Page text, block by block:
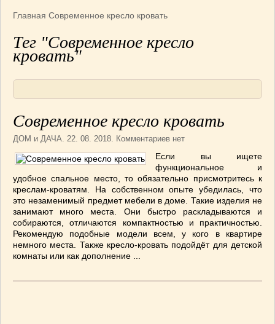
Армянская
Грузинская(10)
Индийская
Марокканская(15)
Румынская кухня (5)
Узбекская(14)
ПЕРВЫЕ БЛЮДА (56)
ПОСТНЫЕ БЛЮДА(52)
Мясные(33)
Овощные(52)
СОУСЫ(6)
Главная Современное кресло кровать
Тег "Современное кресло
кровать"
Современное кресло кровать
ДОМ и ДАЧА. 22. 08. 2018. Комментариев нет
Если вы ищете
функциональное и
удобное спальное место, то обязательно присмотритесь к
креслам-кроватям. На собственном опыте убедилась, что
это незаменимый предмет мебели в доме. Такие изделия не
занимают много места. Они быстро раскладываются и
собираются, отличаются компактностью и практичностью.
Рекомендую подобные модели всем, у кого в квартире
немного места. Также кресло-кровать подойдёт для детской
комнаты или как дополнение ...